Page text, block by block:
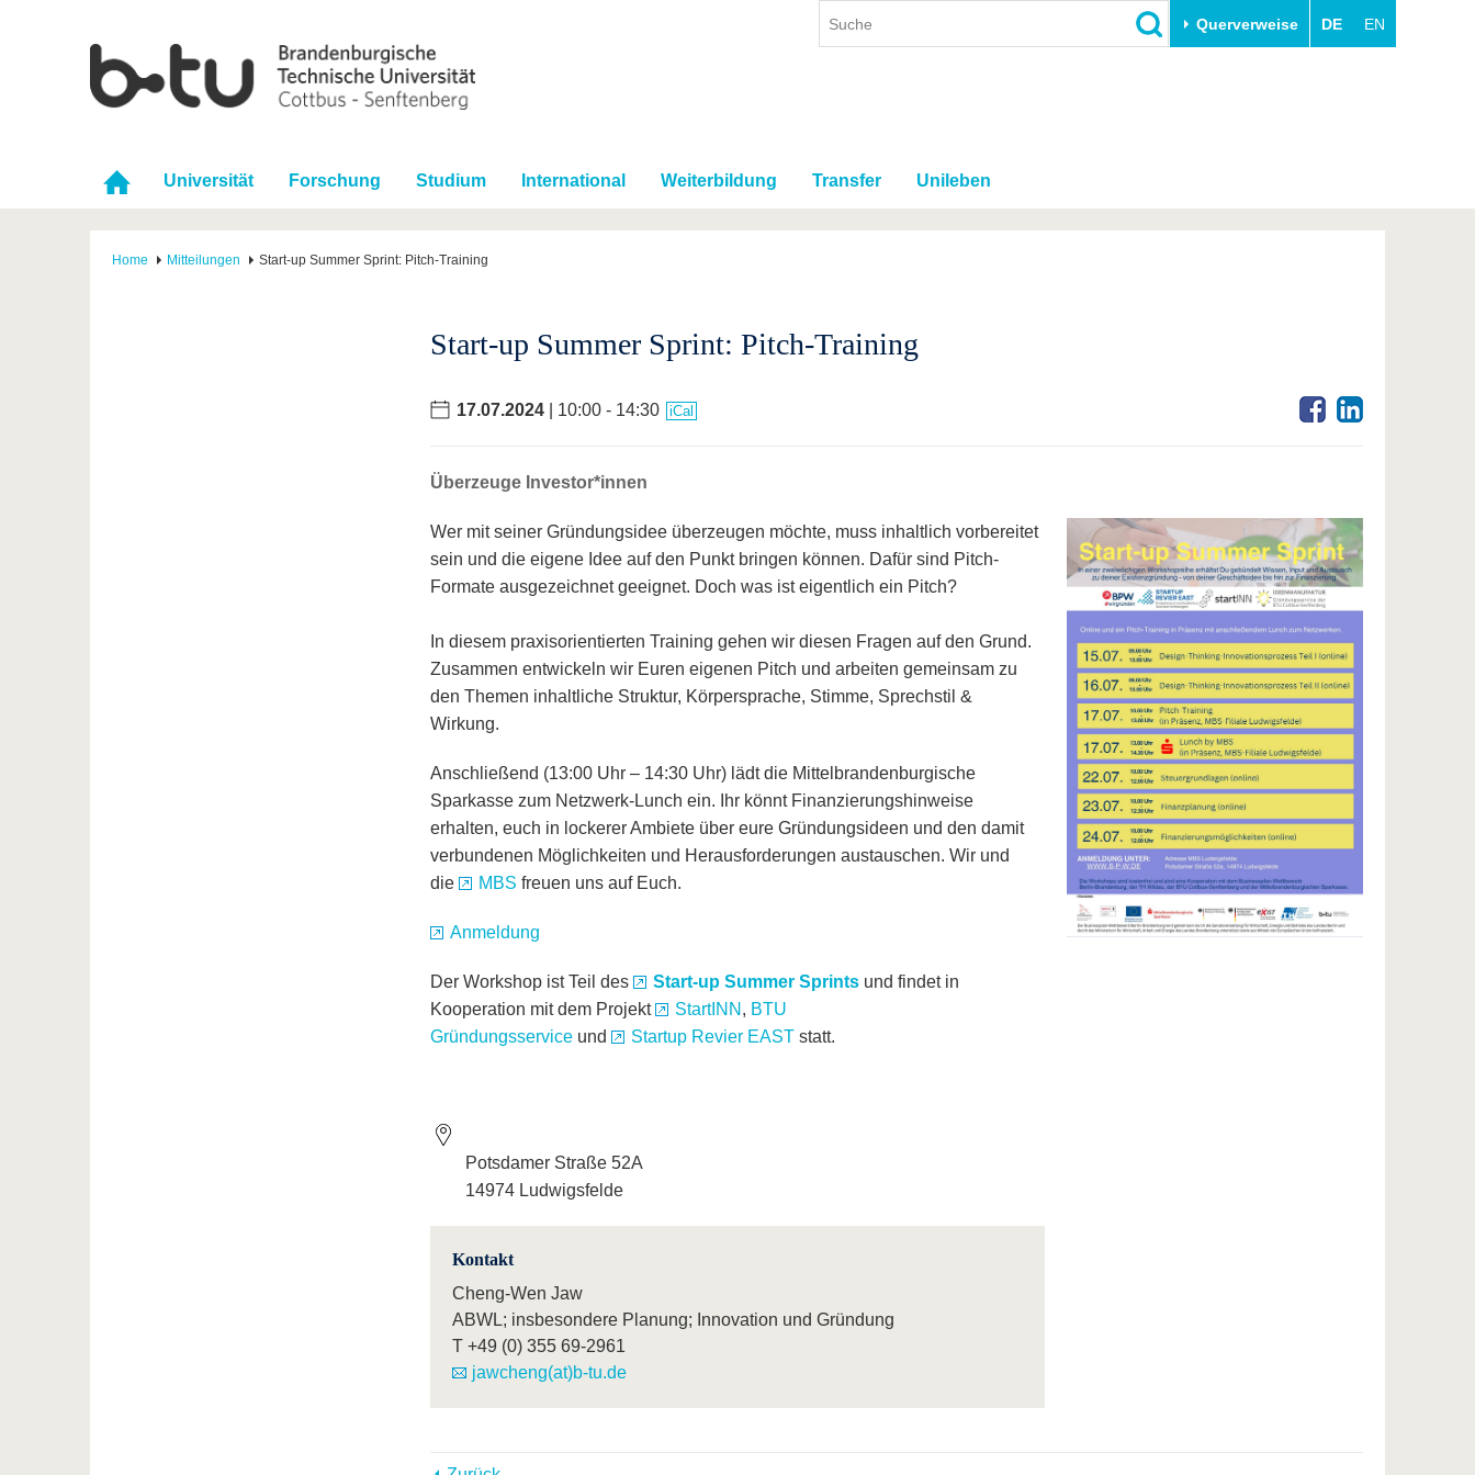
Querverweise DE EN
Universität Forschung Studium International Weiterbildung Transfer Unileben
Home Mitteilungen Start-up Summer Sprint: Pitch-Training
Start-up Summer Sprint: Pitch-Training
17.07.2024 | 10:00 - 14:30 iCal
Überzeuge Investor*innen
Wer mit seiner Gründungsidee überzeugen möchte, muss inhaltlich vorbereitet
sein und die eigene Idee auf den Punkt bringen können. Dafür sind Pitch-
Formate ausgezeichnet geeignet. Doch was ist eigentlich ein Pitch?
In diesem praxisorientierten Training gehen wir diesen Fragen auf den Grund.
Zusammen entwickeln wir Euren eigenen Pitch und arbeiten gemeinsam zu
den Themen inhaltliche Struktur, Körpersprache, Stimme, Sprechstil &
Wirkung.
Anschließend (13:00 Uhr – 14:30 Uhr) lädt die Mittelbrandenburgische
Sparkasse zum Netzwerk-Lunch ein. Ihr könnt Finanzierungshinweise
erhalten, euch in lockerer Ambiete über eure Gründungsideen und den damit
verbundenen Möglichkeiten und Herausforderungen austauschen. Wir und
die
MBS freuen uns auf Euch.
Anmeldung
Der Workshop ist Teil des Start-up Summer Sprints und findet in
Kooperation mit dem Projekt
StartINN , BTU
Gründungsservice und Startup Revier EAST statt.
Potsdamer Straße 52A
14974 Ludwigsfelde
Kontakt
Cheng-Wen Jaw
ABWL; insbesondere Planung; Innovation und Gründung
T +49 (0) 355 69-2961
jawcheng(at)b-tu.de